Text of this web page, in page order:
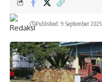
Published: 9 September 2025